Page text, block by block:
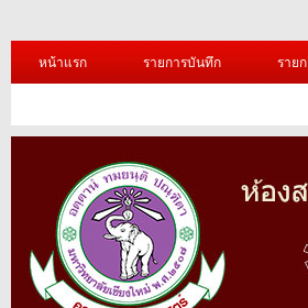
หน้าแรก รายการบันทึก ราย